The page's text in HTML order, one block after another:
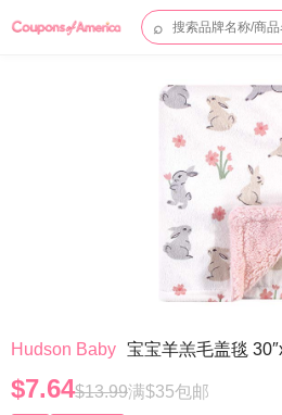
⌕
Hudson Baby 宝宝羊羔毛盖毯
$7.64$13.99满$35包邮